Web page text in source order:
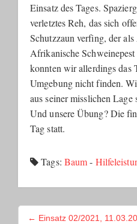
Einsatz des Tages.
verletztes Reh, das sich
Schutzzaun verfing, der
Afrikanische
konnten wir allerdings das
Umgebung nicht finden.
aus seiner misslichen Lage
Und unsere Übung? Die
Tag statt.
Tags: Baum-
← Einsatz 02/2021,